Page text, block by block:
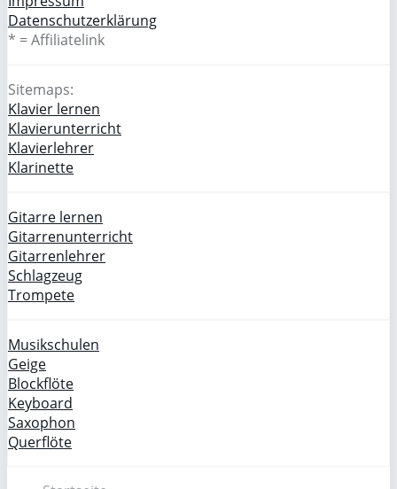
Datenschutzerklärung
* = Affiliatelink
Sitemaps:
Klavier lernen
Klavierunterricht
Klavierlehrer
Klarinette
Gitarre lernen
Gitarrenunterricht
Gitarrenlehrer
Schlagzeug
Trompete
Musikschulen
Geige
Blockflöte
Keyboard
Saxophon
Querflöte